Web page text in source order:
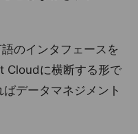
のインタフェースを
に横断する形で
データマネジメント